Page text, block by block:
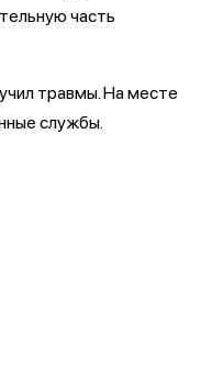
часть
травмы. На месте
службы.